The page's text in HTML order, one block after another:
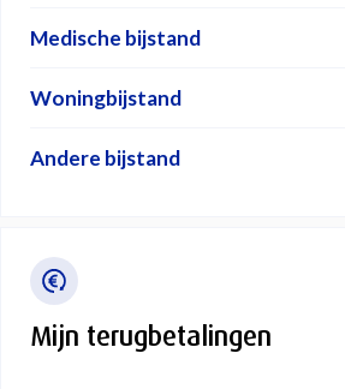
Medische bijstand
Woningbijstand
Andere bijstand
Mijn terugbetalingen